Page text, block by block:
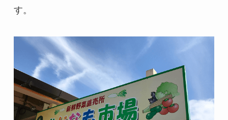
す。